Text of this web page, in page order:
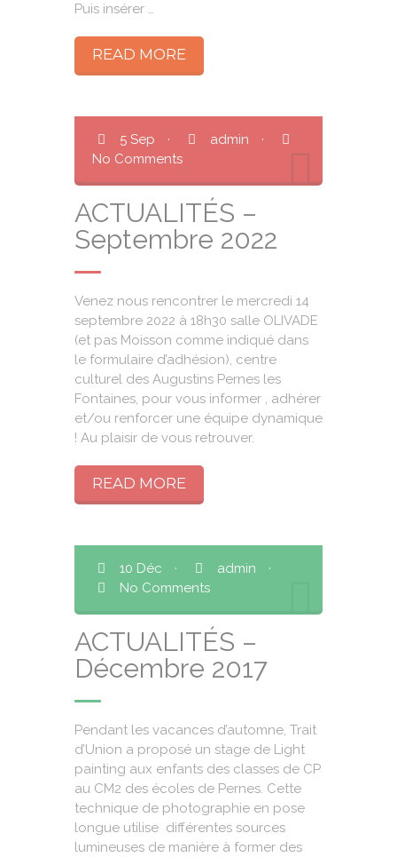
Puis insérer …
READ MORE
5 Sep · admin
·
No Comments
ACTUALITÉS –
Septembre 2022
Venez nous rencontrer le mercredi 14
septembre 2022 à 18h30 salle OLIVADE
(et pas Moisson comme indiqué dans
le formulaire d’adhésion), centre
culturel des Augustins Pernes les
Fontaines, pour vous informer , adhérer
et/ou renforcer une équipe dynamique
! Au plaisir de vous retrouver.
READ MORE
10 Déc · admin
·
No Comments
ACTUALITÉS –
Décembre 2017
Pendant les vacances d’automne, Trait
d’Union a proposé un stage de Light
painting aux enfants des classes de CP
au CM2 des écoles de Pernes. Cette
technique de photographie en pose
longue utilise différentes sources
lumineuses de manière à former des